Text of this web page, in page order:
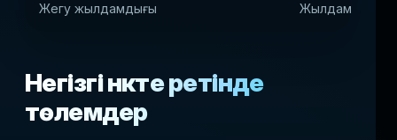
Жегу жылдамдығы Жылдам
Негізгі нүкте ретінде
төлемдер